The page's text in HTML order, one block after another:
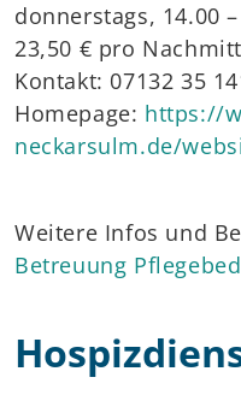
donnerstags, 14.00
23,50 € pro
Kontakt: 07132 35
Homepage: https://
neckarsulm.de/
Weitere Infos und
Betreuung